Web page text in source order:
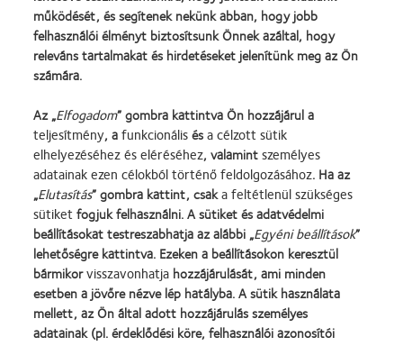
Viselési előírás
Napi kihordás
Learn
more
about
2013.
évi
Silmo
d’Or
díj
a
legjobb
termékért
Learn
more
about
„Contact
Lens
Product
of
the
Year”,
2013
Learn
more
about
Magyar
Vakok
és
Gyengénlátók
Országos
Szövetsége
Learn
more
about
"BCLA
Award",
2019
Termékeink
Kapcsolat
Adatvédelmi irányelvek
Szolgáltatási feltételek
Hozzászólásokkal kapcsolatos
irányelvek
Cookie szabályzat
Fogyasztói weboldal
Általános Szerződési Feltételek
Hozzájárulási beállítások
kezelése
működését, és segítenek nekünk abban, hogy jobb
felhasználói élményt biztosítsunk Önnek azáltal, hogy
releváns tartalmakat és hirdetéseket jelenítünk meg az Ön
számára.
Az „Elfogadom” gombra kattintva Ön hozzájárul a
teljesítmény, afunkcionálisésa célzott sütik
elhelyezéséhez és eléréséhez, valamintszemélyes
adatainak ezen célokból történő feldolgozásához. Ha az
„Elutasítás” gombra kattint, csaka feltétlenül szükséges
sütiket fogjuk felhasználni. A sütiket és adatvédelmi
beállításokat testreszabhatja az alábbi „Egyéni beállítások”
lehetőségre kattintva. Ezeken a beállításokon keresztül
bármikorvisszavonhatjahozzájárulását, ami minden
esetben a jövőre nézve lép hatályba. A sütik használata
mellett, az Ön által adott hozzájárulás személyes
adatainak (pl. érdeklődési köre, felhasználói azonosítói